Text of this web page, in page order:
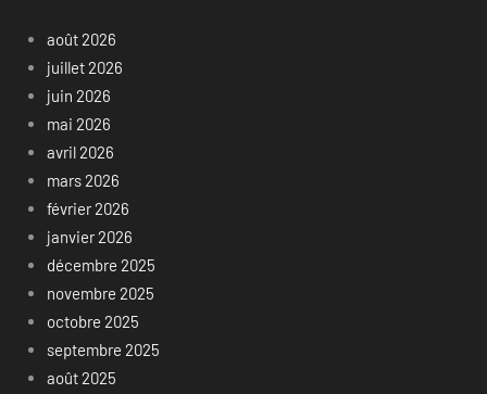
août 2026
juillet 2026
juin 2026
mai 2026
avril 2026
mars 2026
février 2026
janvier 2026
décembre 2025
novembre 2025
octobre 2025
septembre 2025
août 2025